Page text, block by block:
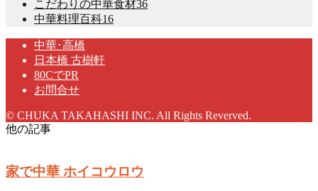
こだわりの中華食材36
中華料理百科16
中華･高橋
日本橋 古樹軒
80CでPR
お問合せ
© CHUKA TAKAHASHI INC. All Rights Reverved.
他の記事
家で中華 ホイコウロウ